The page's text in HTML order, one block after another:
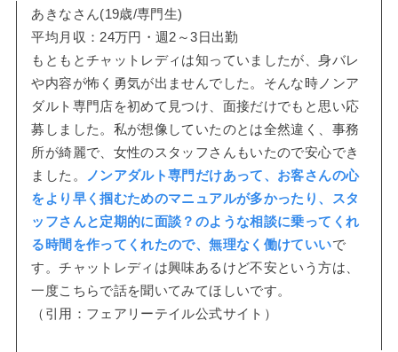
あきなさん(19歳/専門生)
平均月収：24万円・週2～3日出勤
もともとチャットレディは知っていましたが、身バレ
や内容が怖く勇気が出ませんでした。そんな時ノンア
ダルト専門店を初めて見つけ、面接だけでもと思い応
募しました。私が想像していたのとは全然違く、事務
所が綺麗で、女性のスタッフさんもいたので安心でき
ました。
ノンアダルト専門だけあって、お客さんの心
をより早く掴むためのマニュアルが多かったり、スタ
ッフさんと定期的に面談？のような相談に乗ってくれ
る時間を作ってくれたので、無理なく働けていいで
す。チャットレディは興味あるけど不安という方は、
一度こちらで話を聞いてみてほしいです。
（引用：フェアリーテイル公式サイト）